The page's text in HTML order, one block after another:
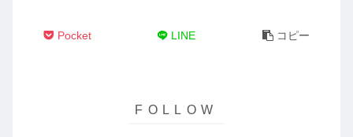
Pocket LINE コピー